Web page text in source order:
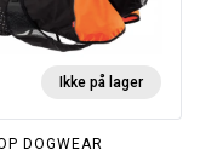
Ikke på lager
DOGWEAR